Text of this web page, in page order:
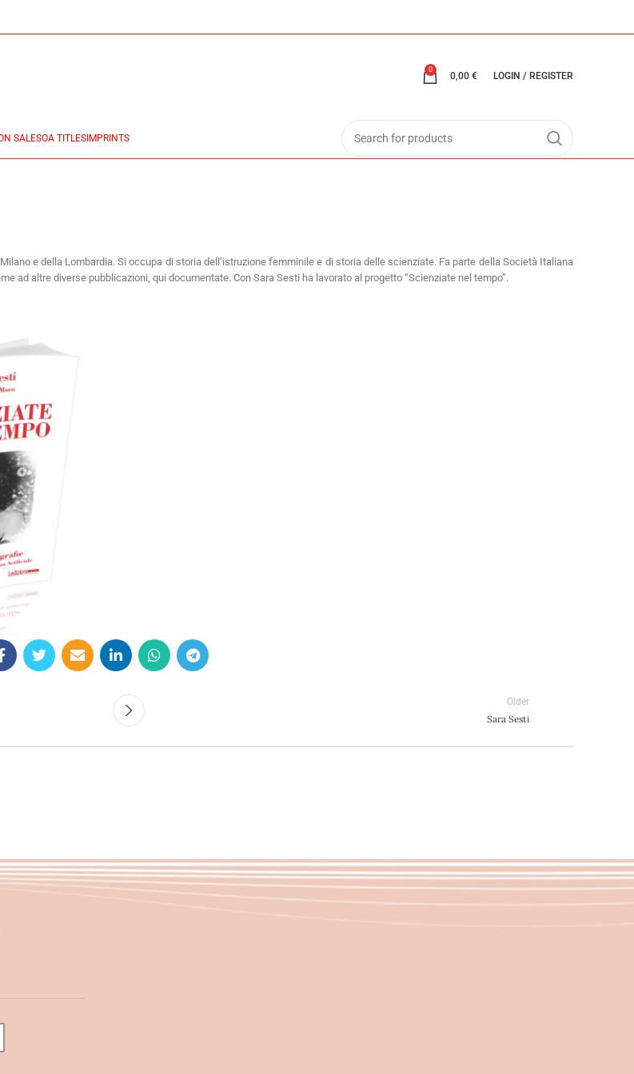
0
0,00 € LOGIN / REGISTER
SALESOA TITLES IMPRINTS
e della Lombardia. Si occupa di storia dell’istruzione femminile e di storia delle scienziate. Fa parte della Società Italiana
ad altre diverse pubblicazioni, qui documentate. Con Sara Sesti ha lavorato al progetto “Scienziate nel tempo”.
ePub
Older
Sara Sesti